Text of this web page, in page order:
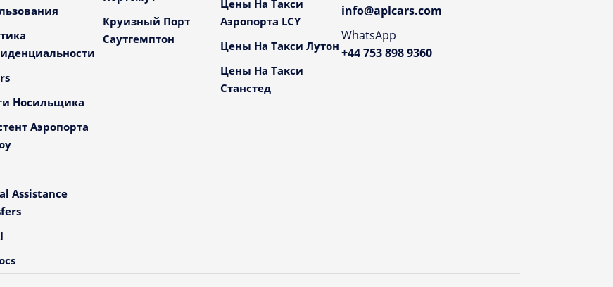
Носильщика
Аэропорта
Assistance
Круизный Порт
Саутгемптон
Цены На Такси
Аэропорта LCY
Цены На Такси Лутон
Цены На Такси
Станстед
info@aplcars.com
WhatsApp
+44 753 898 9360